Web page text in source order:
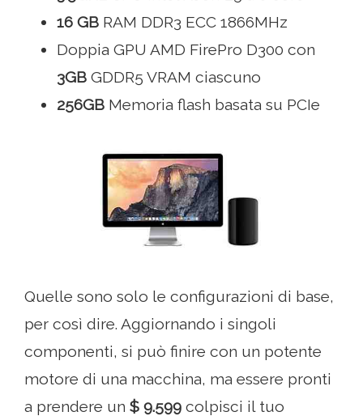
16 GB RAM DDR3 ECC 1866MHz
Doppia GPU AMD FirePro D300 con
3GB GDDR5 VRAM ciascuno
256GB Memoria flash basata su PCIe
Quelle sono solo le configurazioni di base,
per così dire. Aggiornando i singoli
componenti, si può finire con un potente
motore di una macchina, ma essere pronti
a prendere un $ 9.599 colpisci il tuo